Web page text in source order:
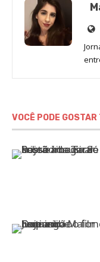
VOCÊ PODE GOSTAR